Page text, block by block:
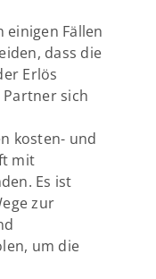
einigen Fällen
dass die
Erlös
sich
kosten- und
mit
Es ist
zur
um die